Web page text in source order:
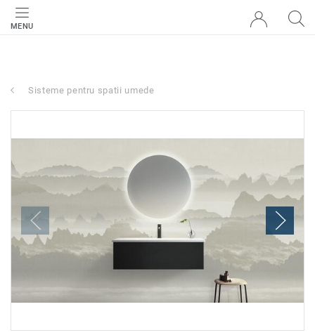
MENU
Sisteme pentru spatii umede